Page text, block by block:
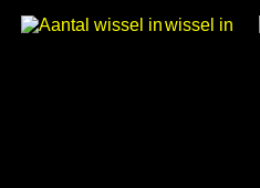
wissel in